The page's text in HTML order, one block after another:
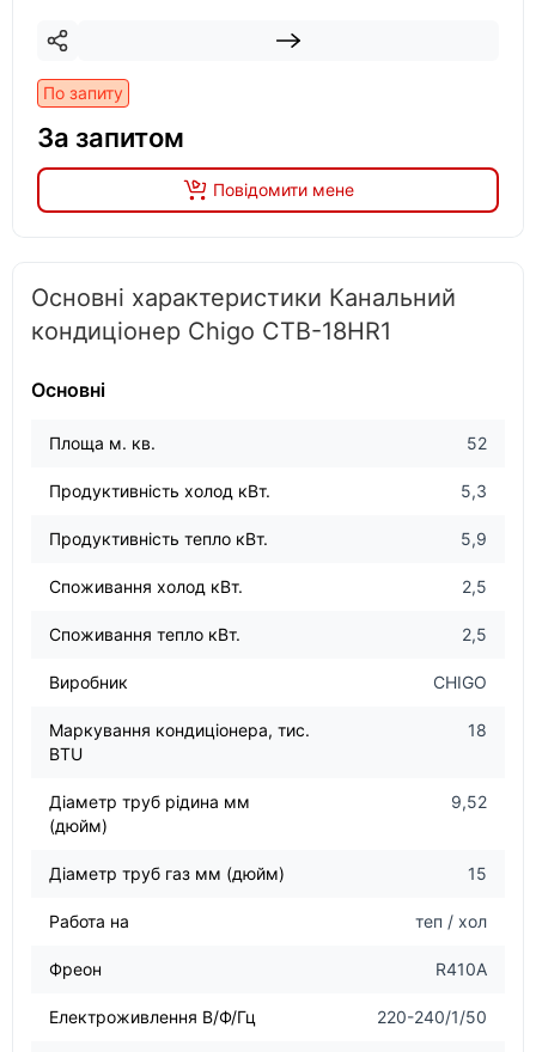
По запиту
За запитом
Повідомити мене
Основні характеристики Канальний
кондиціонер Chigo CTB-18HR1
Основні
Площа м. кв. 52
Продуктивність холод кВт. 5,3
Продуктивність тепло кВт. 5,9
Споживання холод кВт. 2,5
Споживання тепло кВт. 2,5
Виробник CHIGO
Маркування кондиціонера, тис.
BTU
18
Діаметр труб рідина мм
(дюйм)
9,52
Діаметр труб газ мм (дюйм) 15
Работа на теп / хол
Фреон R410A
Електроживлення В/Ф/Гц 220-240/1/50